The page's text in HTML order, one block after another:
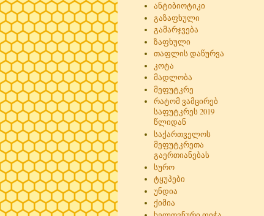
ანტიბიოტიკი
გაზაფხული
გამარჯვება
ზაფხული
თაფლის დაწურვა
კოტა
მადლობა
მეფუტკრე
რატომ ვამცირებ
საფუტკრეს 2019
წლიდან
საქართველოს
მეფუტკრეთა
გაერთიანებას
სურო
ტყუპები
უნდია
ქიმია